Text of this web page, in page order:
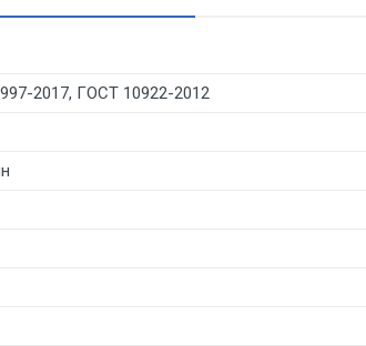
2017, ГОСТ 10922-2012